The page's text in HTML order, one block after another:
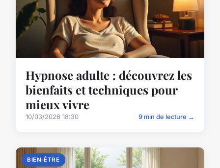
Hypnose adulte : découvrez les
bienfaits et techniques pour
mieux vivre
10/03/2026 18:30 9 min de lecture →
BIEN-ÊTRE